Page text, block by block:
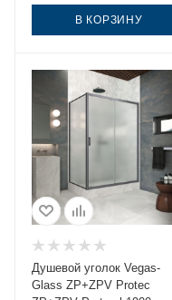
В КОРЗИНУ
Душевой уголок Vegas-
Glass ZP+ZPV Protec